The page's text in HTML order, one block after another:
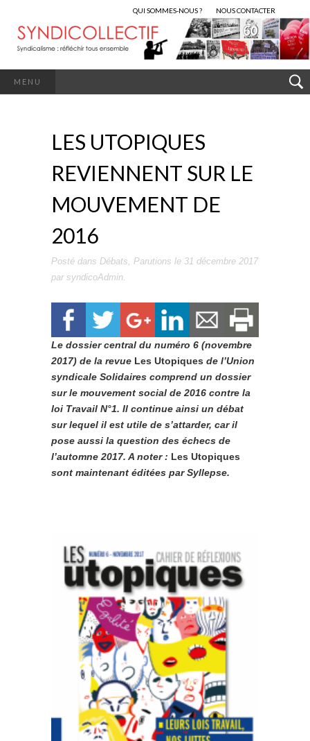
QUI SOMMES-NOUS ? NOUS CONTACTER
MENU
LES UTOPIQUES
REVIENNENT SUR LE
MOUVEMENT DE
2016
Posté dans Débats, Parutions le 31 décembre 2017
par syndicoAdmin.
Le dossier central du numéro 6 (novembre
2017) de la revue Les Utopiques de l’Union
syndicale Solidaires comprend un dossier
sur le mouvement social de 2016 contre la
loi Travail N°1. Il continue ainsi un débat
sur lequel il est utile de s’attarder, car il
pose aussi la question des échecs de
l’automne 2017. A noter : Les Utopiques
sont maintenant éditées par Syllepse.